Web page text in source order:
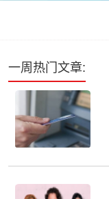
一周热门文章: